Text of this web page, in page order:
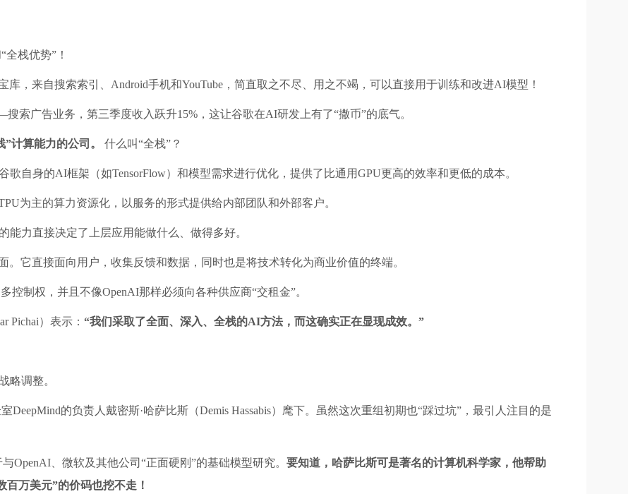
栈优势”！
库，来自搜索索引、Android手机和YouTube，简直取之不尽、用之不竭，可以直接用于训练和改进AI模型！
索广告业务，第三季度收入跃升15%，这让谷歌在AI研发上有了“撒币”的底气。
计算能力的公司。 什么叫“全栈”？
歌自身的AI框架（如TensorFlow）和模型需求进行优化，提供了比通用GPU更高的效率和更低的成本。
为主的算力资源化，以服务的形式提供给内部团队和外部客户。
能力直接决定了上层应用能做什么、做得多好。
。它直接面向用户，收集反馈和数据，同时也是将技术转化为商业价值的终端。
制权，并且不像OpenAI那样必须向各种供应商“交租金”。
Pichai）表示： “我们采取了全面、深入、全栈的AI方法，而这确实正在显现成效。”
略调整。
的负责人戴密斯·哈萨比斯（Demis Hassabis）麾下。虽然这次重组初期也“踩过坑”，最引人注目的是
OpenAI、微软及其他公司“正面硬刚”的基础模型研究。 要知道，哈萨比斯可是著名的计算机科学家，他帮助
万美元”的价码也挖不走！